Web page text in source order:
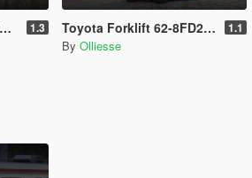
1.3 Toyota Forklift 62-8FD25 (Replace) 1.1
By Olliesse